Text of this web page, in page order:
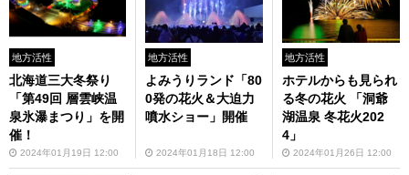
地方活性
北海道三大冬祭り
「第49回 層雲峡温
泉氷瀑まつり」を開
催！
2024年01月19日 12:00
地方活性
よみうりランド「80
0発の花火＆大迫力
噴水ショー」開催
2024年01月18日 12:00
地方活性
ホテルからも見られ
る冬の花火 「洞爺
湖温泉 冬花火202
4」
2024年01月26日 12:00